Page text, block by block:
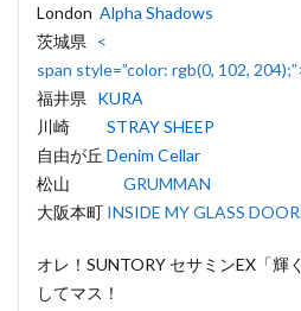
London Alpha Shadows
茨城県 <
span style=”color: rgb(0, 102,
福井県 KURA
川崎 STRAY SHEEP
自由が丘 Denim Cellar
松山 GRUMMAN
大阪本町 INSIDE MY GLASS
オレ！SUNTORY セサミンEX「輝
してマス！